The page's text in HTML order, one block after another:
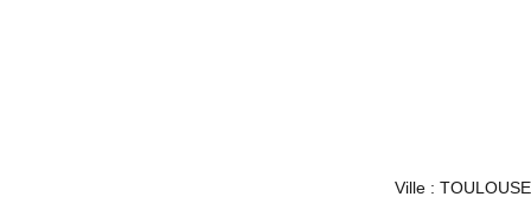
Ville : TOULOUSE